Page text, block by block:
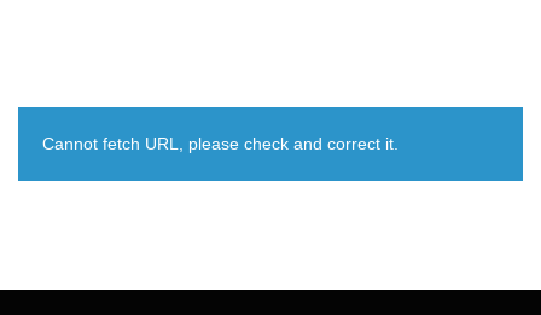
Cannot fetch URL, please check and correct it.